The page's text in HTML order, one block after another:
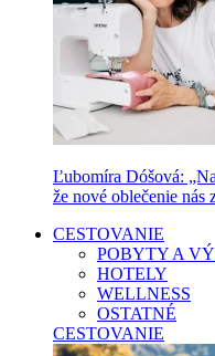
Ľubomíra Dóšová:
že nové oblečenie nás
CESTOVANIE
POBYTY A
HOTELY
WELLNESS
OSTATNÉ
CESTOVANIE